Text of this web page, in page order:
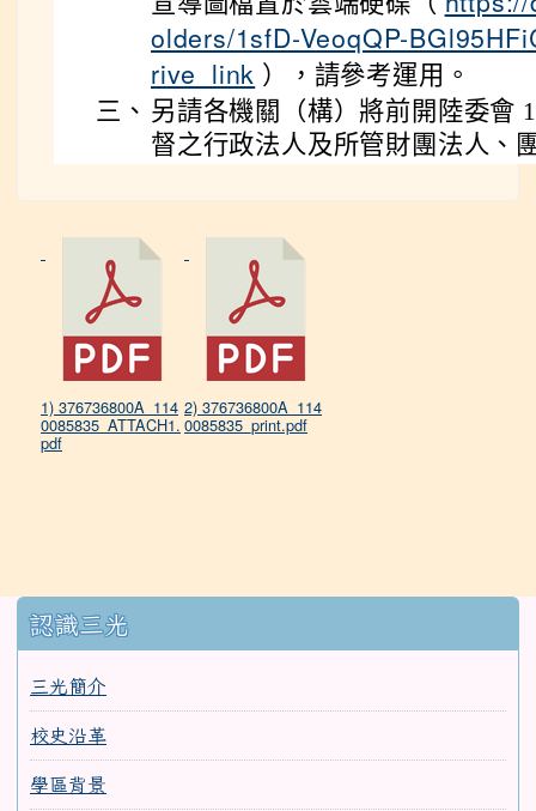
olders/1sfD-VeoqQP-
rive_link ），請參考運用。
三、 另請各機關（構）將前開陸委會
督之行政法人及所管財團法人、
1) 376736800A_114
0085835_ATTACH1.
pdf
2) 376736800A_114
0085835_print.pdf
::: 認識三光
三光簡介
校史沿革
學區背景